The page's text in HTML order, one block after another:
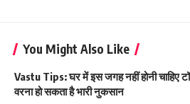
You Might Also Like
Vastu Tips: घर में इस जगह नहीं होनी चाहिए
वरना हो सकता है भारी नुकसान